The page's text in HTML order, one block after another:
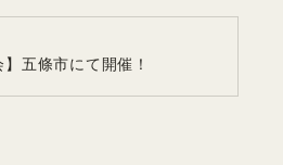
五條市にて開催！